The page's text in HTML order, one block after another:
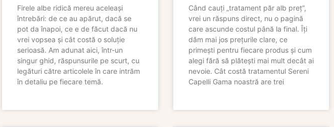
Firele albe ridică mereu aceleași
întrebări: de ce au apărut, dacă se
pot da înapoi, ce e de făcut dacă nu
vrei vopsea și cât costă o soluție
serioasă. Am adunat aici, într-un
singur ghid, răspunsurile pe scurt, cu
legături către articolele în care intrăm
în detaliu pe fiecare temă.
Când cauți „tratament păr alb preț”,
vrei un răspuns direct, nu o pagină
care ascunde costul până la final. Îți
dăm mai jos prețurile clare, ce
primești pentru fiecare produs și cum
alegi fără să plătești mai mult decât ai
nevoie. Cât costă tratamentul Sereni
Capelli Gama noastră are trei